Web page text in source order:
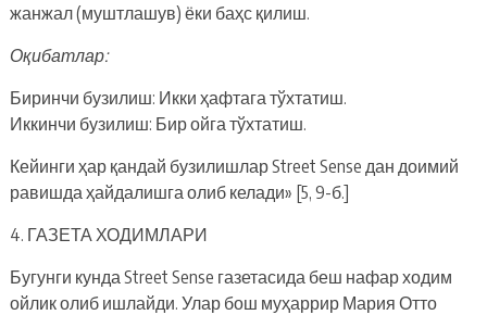
жанжал (муштлашув) ёки баҳс қилиш.
Оқибатлар:
Биринчи бузилиш: Икки ҳафтага тўхтатиш.
Иккинчи бузилиш: Бир ойга тўхтатиш.
Кейинги ҳар қандай бузилишлар Street Sense дан доимий
равишда ҳайдалишга олиб келади» [5, 9-б.]
4. ГАЗЕТА ХОДИМЛАРИ
Бугунги кунда Street Sense газетасида беш нафар ходим
ойлик олиб ишлайди. Улар бош муҳаррир Мария Отто